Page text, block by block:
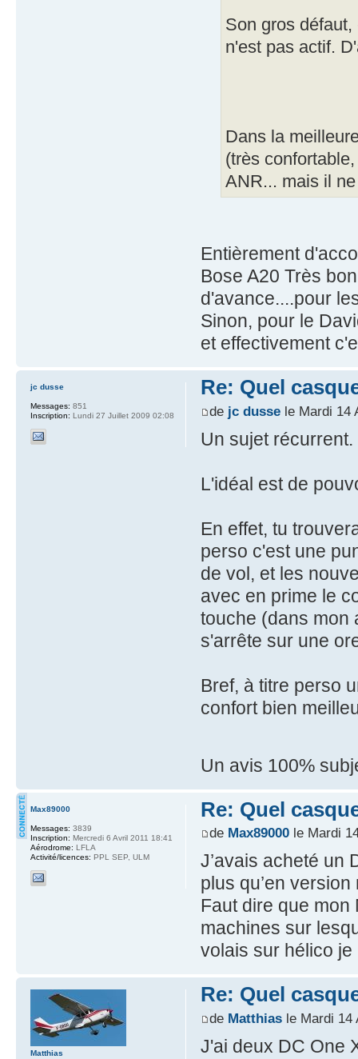
Son gros
n'est pas actif.
Dans la
(très
ANR... mais il
Entièrement
Bose A20 Très
d'avance....pour
Sinon, pour le
et effectivement
Re: Quel
de jc dussele Mardi 14
Un sujet récurrent.
L'idéal est de
En effet, tu
perso c'est une
de vol, et les
avec en prime le
touche (dans mon
s'arrête sur une
Bref, à titre perso
confort bien
Un avis 100%
jc dusse
Messages: 851
Inscription: Lundi 27 Juillet 2009 02:08
Re: Quel
de Max89000le Mardi
J’avais acheté un
plus qu’en
Faut dire que
machines sur
volais sur hélico je
Max89000
Messages: 3839
Inscription: Mercredi 6 Avril 2011 18:41
Aérodrome: LFLA
Activité/licences: PPL SEP, ULM
Re: Quel
de Matthiasle Mardi 14
J'ai deux DC One
Matthias